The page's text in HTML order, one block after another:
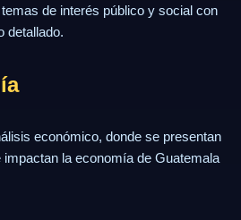
de interés público y social con
detallado.
económico, donde se presentan
la economía de Guatemala